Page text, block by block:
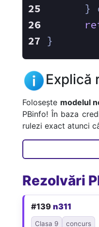
}
}
Explică
Folosește modelul
PBinfo! În baza
rulezi exact atunci
Rezolvări
#139 n311
Clasa 9 concurs